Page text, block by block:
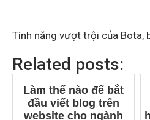
Tính năng vượt trội của Bota,
Related posts:
Làm thế nào để bắt
đầu viết blog trên
website cho ngành